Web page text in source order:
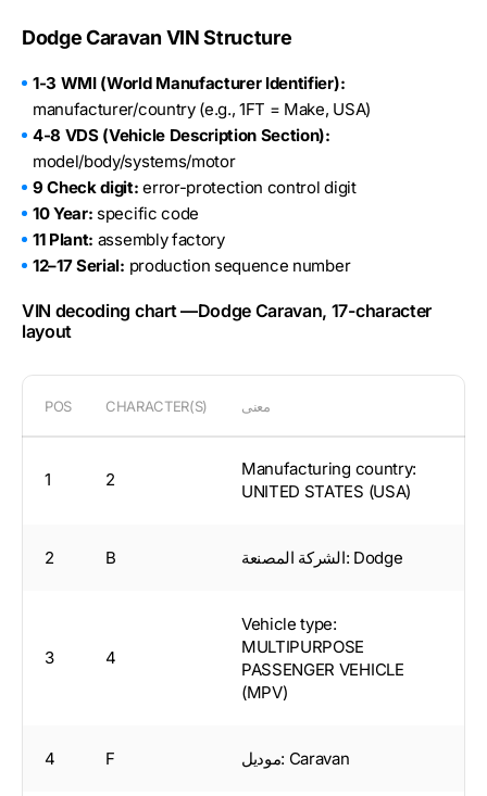
Dodge Caravan VIN Structure
1-3 WMI (World Manufacturer Identifier):
manufacturer/country (e.g., 1FT = Make, USA)
4-8 VDS (Vehicle Description Section):
model/body/systems/motor
9 Check digit: error-protection control digit
10 Year: specific code
11 Plant: assembly factory
12–17 Serial: production sequence number
VIN decoding chart —Dodge Caravan, 17-character
layout
POS CHARACTER(S) معنى
1 2
Manufacturing country:
UNITED STATES (USA)
2 B الشركة المصنعة: Dodge
3 4
Vehicle type:
MULTIPURPOSE
PASSENGER VEHICLE
(MPV)
4 F موديل: Caravan